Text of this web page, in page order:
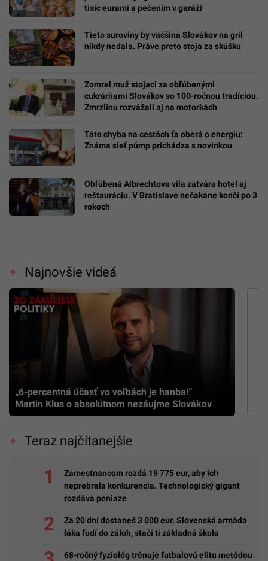
tisíc eurami a pečením v garáži
Tieto suroviny by väčšina Slovákov na gril
nikdy nedala. Práve preto stoja za skúšku
Zomrel muž stojaci za obľúbenými
cukrárňami Slovákov so 100-ročnou tradíciou.
Zmrzlinu rozvážali aj na motorkách
Táto chyba na cestách ťa oberá o energiu:
Známa sieť púmp prichádza s novinkou
Obľúbená Albrechtova vila zatvára hotel aj
reštauráciu. V Bratislave nečakane končí po 3
rokoch
Najnovšie videá
„6-percentná účasť vo voľbách je hanba!“
Martin Klus o absolútnom nezáujme Slovákov
Teraz najčítanejšie
Zamestnancom rozdá 19 775 eur, aby ich
neprebrala konkurencia. Technologický gigant
rozdáva peniaze
Za 20 dní dostaneš 3 000 eur. Slovenská armáda
láka ľudí do záloh, stačí ti základná škola
68-ročný fyziológ trénuje futbalovú elitu metódou